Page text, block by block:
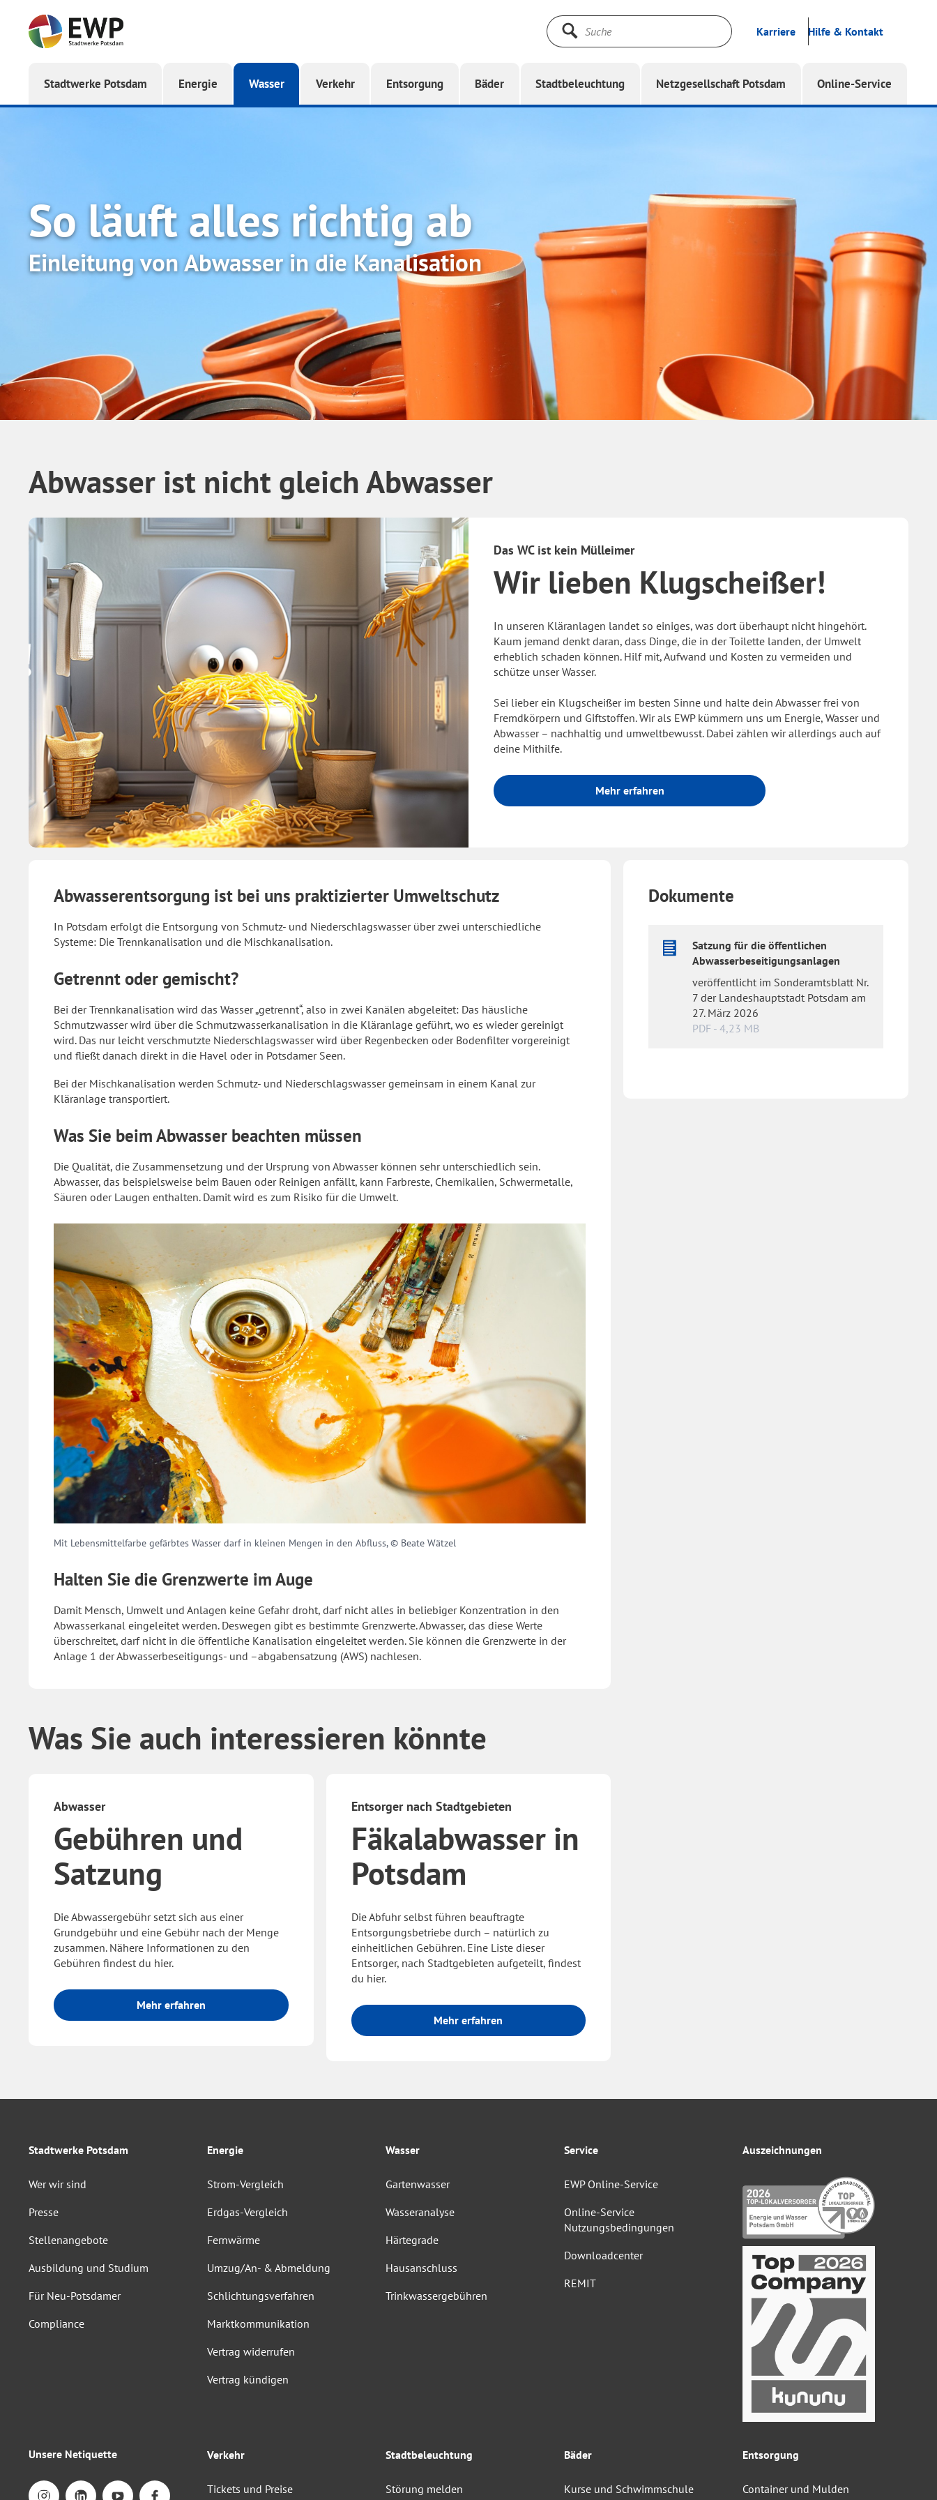
Startseite
Suche
Karriere Hilfe & Kontakt
Stadtwerke Potsdam Energie Wasser Verkehr Entsorgung Bäder Stadtbeleuchtung Netzgesellschaft Potsdam Online-Service
So läuft alles richtig ab
Einleitung von Abwasser in die Kanalisation
Abwasser ist nicht gleich Abwasser
Das WC ist kein Mülleimer
Wir lieben Klugscheißer!
In unseren Kläranlagen landet so einiges, was dort überhaupt nicht hingehört.
Kaum jemand denkt daran, dass Dinge, die in der Toilette landen, der Umwelt
erheblich schaden können. Hilf mit, Aufwand und Kosten zu vermeiden und
schütze unser Wasser.
Sei lieber ein Klugscheißer im besten Sinne und halte dein Abwasser frei von
Fremdkörpern und Giftstoffen. Wir als EWP kümmern uns um Energie, Wasser und
Abwasser – nachhaltig und umweltbewusst. Dabei zählen wir allerdings auch auf
deine Mithilfe.
Mehr erfahren
Abwasserentsorgung ist bei uns praktizierter Umweltschutz
In Potsdam erfolgt die Entsorgung von Schmutz- und Niederschlagswasser über zwei unterschiedliche
Systeme: Die Trennkanalisation und die Mischkanalisation.
Getrennt oder gemischt?
Bei der Trennkanalisation wird das Wasser „getrennt“, also in zwei Kanälen abgeleitet: Das häusliche
Schmutzwasser wird über die Schmutzwasserkanalisation in die Kläranlage geführt, wo es wieder gereinigt
wird. Das nur leicht verschmutzte Niederschlagswasser wird über Regenbecken oder Bodenfilter vorgereinigt
und fließt danach direkt in die Havel oder in Potsdamer Seen.
Bei der Mischkanalisation werden Schmutz- und Niederschlagswasser gemeinsam in einem Kanal zur
Kläranlage transportiert.
Was Sie beim Abwasser beachten müssen
Die Qualität, die Zusammensetzung und der Ursprung von Abwasser können sehr unterschiedlich sein.
Abwasser, das beispielsweise beim Bauen oder Reinigen anfällt, kann Farbreste, Chemikalien, Schwermetalle,
Säuren oder Laugen enthalten. Damit wird es zum Risiko für die Umwelt.
Mit Lebensmittelfarbe gefärbtes Wasser darf in kleinen Mengen in den Abfluss, © Beate Wätzel
Halten Sie die Grenzwerte im Auge
Damit Mensch, Umwelt und Anlagen keine Gefahr droht, darf nicht alles in beliebiger Konzentration in den
Abwasserkanal eingeleitet werden. Deswegen gibt es bestimmte Grenzwerte. Abwasser, das diese Werte
überschreitet, darf nicht in die öffentliche Kanalisation eingeleitet werden. Sie können die Grenzwerte in der
Anlage 1 der Abwasserbeseitigungs- und –abgabensatzung (AWS) nachlesen.
Dokumente
Satzung für die öffentlichen
Abwasserbeseitigungsanlagen
veröffentlicht im Sonderamtsblatt Nr.
7 der Landeshauptstadt Potsdam am
27. März 2026
PDF - 4,23 MB
Was Sie auch interessieren könnte
Abwasser
Gebühren und
Satzung
Die Abwassergebühr setzt sich aus einer
Grundgebühr und eine Gebühr nach der Menge
zusammen. Nähere Informationen zu den
Gebühren findest du hier.
Mehr erfahren
Entsorger nach Stadtgebieten
Fäkalabwasser in
Potsdam
Die Abfuhr selbst führen beauftragte
Entsorgungsbetriebe durch – natürlich zu
einheitlichen Gebühren. Eine Liste dieser
Entsorger, nach Stadtgebieten aufgeteilt, findest
du hier.
Mehr erfahren
Stadtwerke Potsdam
Wer wir sind
Presse
Stellenangebote
Ausbildung und Studium
Für Neu-Potsdamer
Compliance
Energie
Strom-Vergleich
Erdgas-Vergleich
Fernwärme
Umzug/An- & Abmeldung
Schlichtungsverfahren
Marktkommunikation
Vertrag widerrufen
Vertrag kündigen
Wasser
Gartenwasser
Wasseranalyse
Härtegrade
Hausanschluss
Trinkwassergebühren
Verkehr
Tickets und Preise
Bäder
Kurse und Schwimmschule
Entsorgung
Container und Mulden
Stadtbeleuchtung
Störung melden
Service
EWP Online-Service
Online-Service
Nutzungsbedingungen
Downloadcenter
REMIT
Auszeichnungen
Unsere Netiquette